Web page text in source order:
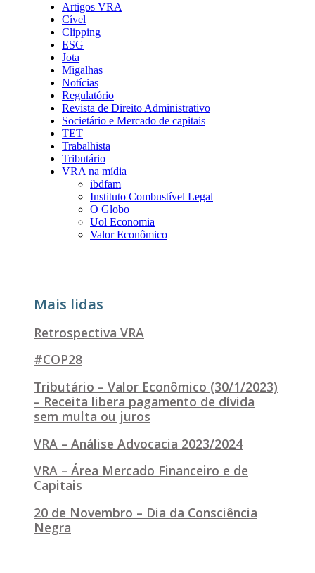
Artigos VRA
Cível
Clipping
ESG
Jota
Migalhas
Notícias
Regulatório
Revista de Direito Administrativo
Societário e Mercado de capitais
TET
Trabalhista
Tributário
VRA na mídia
ibdfam
Instituto Combustível Legal
O Globo
Uol Economia
Valor Econômico
Mais lidas
Retrospectiva VRA
#COP28
Tributário – Valor Econômico (30/1/2023)
– Receita libera pagamento de dívida
sem multa ou juros
VRA – Análise Advocacia 2023/2024
VRA – Área Mercado Financeiro e de
Capitais
20 de Novembro – Dia da Consciência
Negra